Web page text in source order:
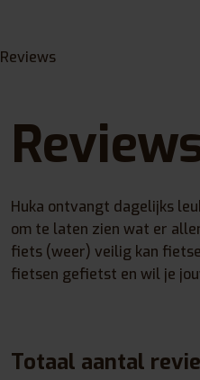
Reviews
Huka ontvangt dagelijks
om te laten zien wat er
fiets (weer) veilig kan
fietsen gefietst en wil je
Totaal aantal